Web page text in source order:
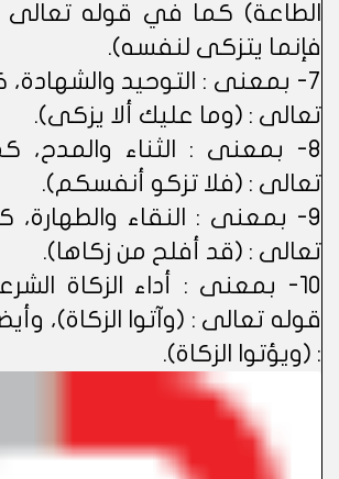
الطاعة) كما في قوله
فإنما يتزكى لنفسه).
7- بمعنى : التوحيد
تعالى : (وما عليك ألا يزكى).
8- بمعنى : الثناء
تعالى : (فلا تزكو أنفسكم).
9- بمعنى : النقاء
تعالى : (قد أفلح من زكاها).
10- بمعنى : أداء الزكاة
قوله تعالى : (وآتوا الزكاة)،
: (ويؤتوا الزكاة).